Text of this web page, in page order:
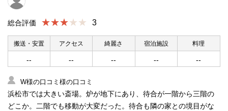
総合評価 ★★★ 3
搬送・安置
--
アクセス
--
綺麗さ
--
宿泊施設
--
料理
--
W様の口コミ様の口コミ
浜松市では大きい斎場。炉が地下にあり、待合が一階から三階の
どこか。二階でも移動が大変だった。待合も隣の家との境目がな